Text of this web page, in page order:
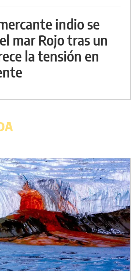
indio se
mar Rojo tras un
la tensión en